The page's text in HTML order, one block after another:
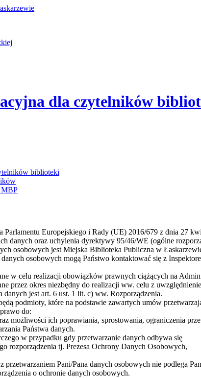
dla czytelników
biblioteki
MBP
Parlamentu Europejskiego i Rady (UE) 2016/679 z dnia 27
danych oraz uchylenia dyrektywy 95/46/WE (ogólne
osobowych jest Miejska Biblioteka Publiczna w
osobowych mogą Państwo kontaktować się z
w celu realizacji obowiązków prawnych ciążących na
przez okres niezbędny do realizacji ww. celu z
jest art. 6 ust. 1 lit. c) ww. Rozporządzenia.
podmioty, które na podstawie zawartych umów
do:
możliwości ich poprawiania, sprostowania, ograniczenia
Państwa danych.
w przypadku gdy przetwarzanie danych odbywa się
rozporządzenia tj. Prezesa Ochrony Danych Osobowych,
Pani/Pana danych osobowych nie podlega
o ochronie danych osobowych.